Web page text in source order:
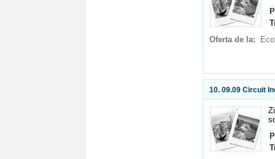
Oferta de la:
10. 09.09 Circuit